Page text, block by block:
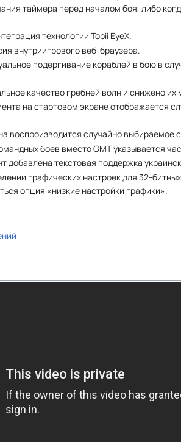
таймера перед началом боя, либо
технологии Tobii EyeX.
внутриигрового веб-браузера.
подёргивание кораблей в бою в
качество гребней волн и снижено
на стартовом экране отображается
воспроизводится случайно выбираемое
боев вместо GMT указывается
добавлена текстовая поддержка
графических настроек для 32-
опция «низкие настройки графики».